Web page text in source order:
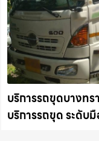
บริการรถขุดบางทร
บริการรถขุด ระดับ